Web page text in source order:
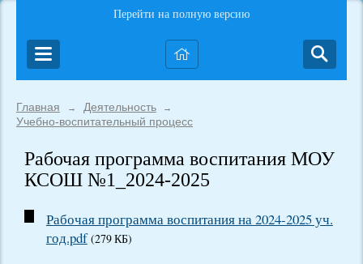
Перейти на полную версию
Главная → Деятельность →
Учебно-воспитательный процесс
Рабочая программа воспитания МОУ
КСОШ №1_2024-2025
Рабочая программа воспитания на 2024-2025 уч.
год.pdf (279 КБ)